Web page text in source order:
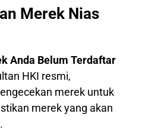
Merek Nias
Anda Belum Terdaftar
HKI resmi,
merek untuk
merek yang akan